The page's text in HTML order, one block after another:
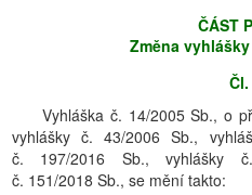
ČÁST
Změna
Čl.
Vyhláška č. 14/2005 Sb., o
vyhlášky č. 43/2006 Sb.,
č. 197/2016 Sb., vyhlášky
č. 151/2018 Sb., se mění takto: